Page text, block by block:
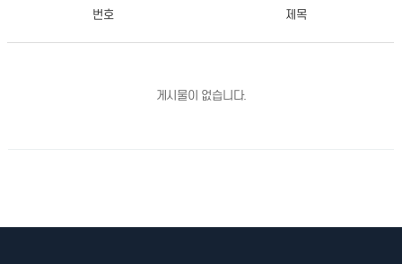
번호 제목
게시물이 없습니다.